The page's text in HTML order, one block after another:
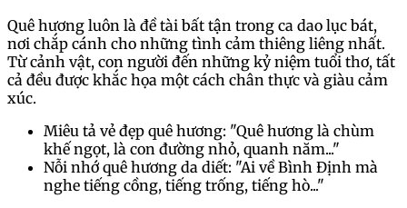
Quê hương luôn là đề tài bất tận trong ca dao lục bát,
nơi chắp cánh cho những tình cảm thiêng liêng nhất.
Từ cảnh vật, con người đến những kỷ niệm tuổi thơ, tất
cả đều được khắc họa một cách chân thực và giàu cảm
xúc.
Miêu tả vẻ đẹp quê hương: "Quê hương là chùm
khế ngọt, là con đường nhỏ, quanh năm..."
Nỗi nhớ quê hương da diết: "Ai về Bình Định mà
nghe tiếng cồng, tiếng trống, tiếng hò..."